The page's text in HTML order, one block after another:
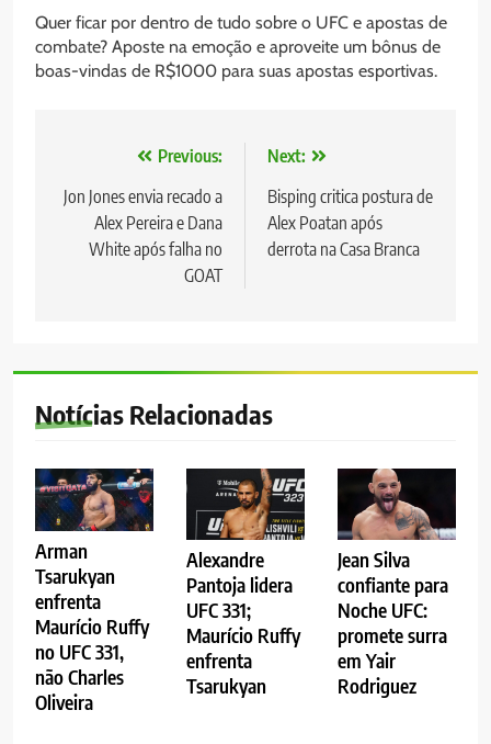
Quer ficar por dentro de tudo sobre o UFC e apostas de
combate? Aposte na emoção e aproveite um bônus de
boas-vindas de R$1000 para suas apostas esportivas.
Navegação
de
Post
Previous:
Jon Jones envia recado a
Alex Pereira e Dana
White após falha no
GOAT
Next:
Bisping critica postura de
Alex Poatan após
derrota na Casa Branca
Notícias Relacionadas
Arman
Tsarukyan
enfrenta
Maurício Ruffy
no UFC 331,
não Charles
Oliveira
Alexandre
Pantoja lidera
UFC 331;
Maurício Ruffy
enfrenta
Tsarukyan
Jean Silva
confiante para
Noche UFC:
promete surra
em Yair
Rodriguez